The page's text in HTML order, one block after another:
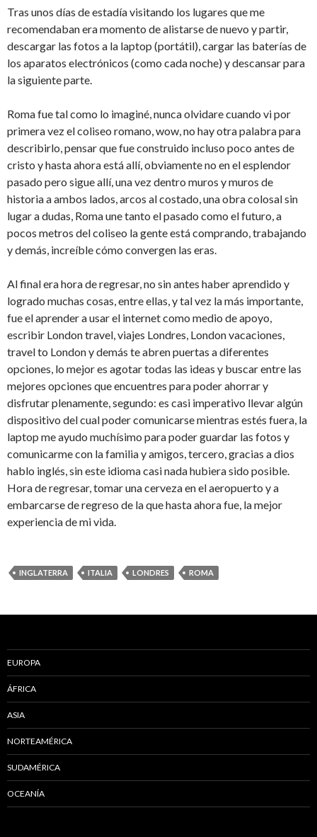
Tras unos días de estadía visitando los lugares que me
recomendaban era momento de alistarse de nuevo y partir,
descargar las fotos a la laptop (portátil), cargar las baterías de
los aparatos electrónicos (como cada noche) y descansar para
la siguiente parte.
Roma fue tal como lo imaginé, nunca olvidare cuando vi por
primera vez el coliseo romano, wow, no hay otra palabra para
describirlo, pensar que fue construido incluso poco antes de
cristo y hasta ahora está allí, obviamente no en el esplendor
pasado pero sigue allí, una vez dentro muros y muros de
historia a ambos lados, arcos al costado, una obra colosal sin
lugar a dudas, Roma une tanto el pasado como el futuro, a
pocos metros del coliseo la gente está comprando, trabajando
y demás, increíble cómo convergen las eras.
Al final era hora de regresar, no sin antes haber aprendido y
logrado muchas cosas, entre ellas, y tal vez la más importante,
fue el aprender a usar el internet como medio de apoyo,
escribir London travel, viajes Londres, London vacaciones,
travel to London y demás te abren puertas a diferentes
opciones, lo mejor es agotar todas las ideas y buscar entre las
mejores opciones que encuentres para poder ahorrar y
disfrutar plenamente, segundo: es casi imperativo llevar algún
dispositivo del cual poder comunicarse mientras estés fuera, la
laptop me ayudo muchísimo para poder guardar las fotos y
comunicarme con la familia y amigos, tercero, gracias a dios
hablo inglés, sin este idioma casi nada hubiera sido posible.
Hora de regresar, tomar una cerveza en el aeropuerto y a
embarcarse de regreso de la que hasta ahora fue, la mejor
experiencia de mi vida.
INGLATERRA ITALIA LONDRES ROMA
EUROPA
ÁFRICA
ASIA
NORTEAMÉRICA
SUDAMÉRICA
OCEANÍA